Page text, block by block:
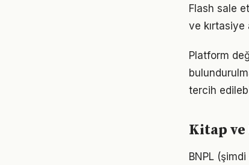
Flash sale
ve kırtasiye
Platform
tercih
Kitap ve
BNPL